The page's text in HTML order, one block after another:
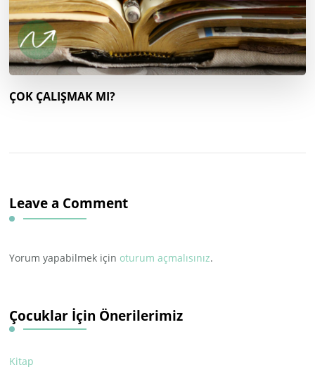
ÇOK ÇALIŞMAK MI?
Leave a Comment
Yorum yapabilmek için oturum açmalısınız.
Çocuklar İçin Önerilerimiz
Kitap